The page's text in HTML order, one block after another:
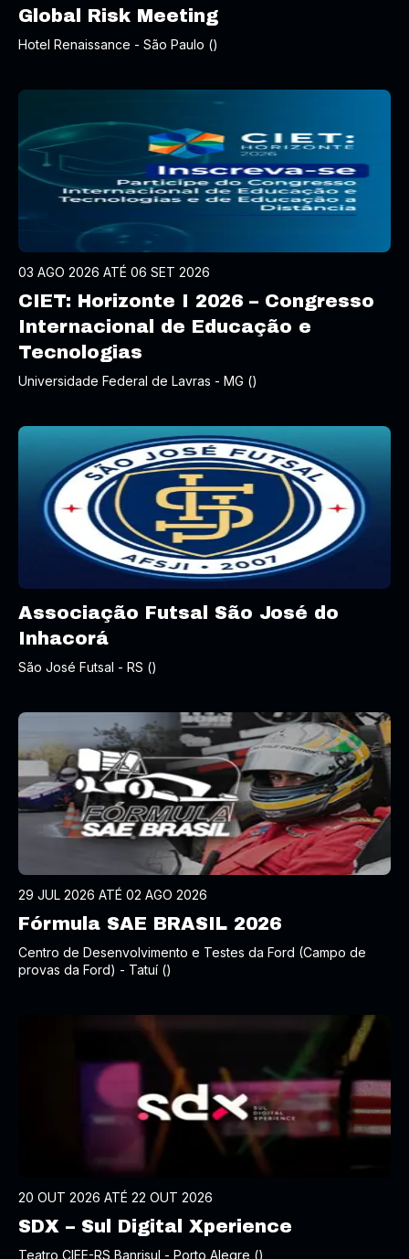
Global Risk Meeting
Hotel Renaissance - São Paulo ()
03 AGO 2026 ATÉ 06 SET 2026
CIET: Horizonte I 2026 – Congresso
Internacional de Educação e
Tecnologias
Universidade Federal de Lavras - MG ()
Associação Futsal São José do
Inhacorá
São José Futsal - RS ()
29 JUL 2026 ATÉ 02 AGO 2026
Fórmula SAE BRASIL 2026
Centro de Desenvolvimento e Testes da Ford (Campo de
provas da Ford) - Tatuí ()
20 OUT 2026 ATÉ 22 OUT 2026
SDX – Sul Digital Xperience
Teatro CIEE-RS Banrisul - Porto Alegre ()